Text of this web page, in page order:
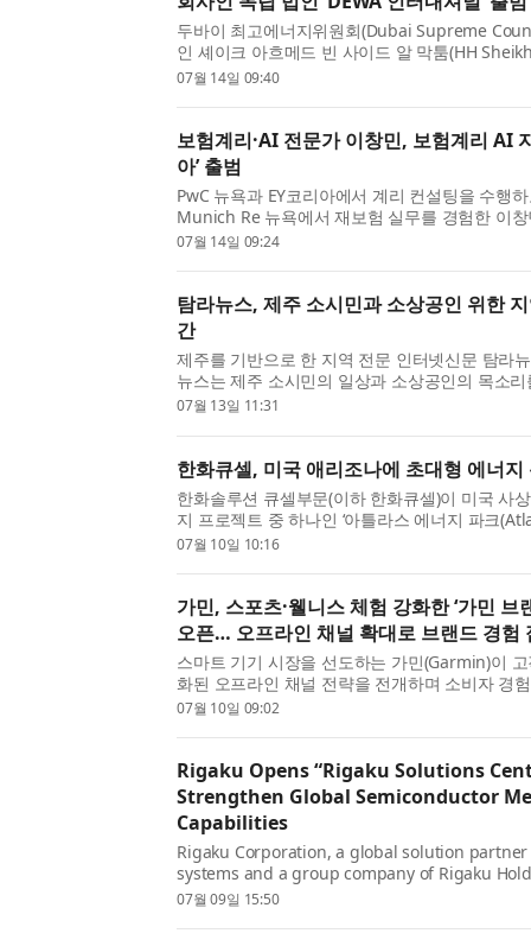
두바이 최고에너지위원회(Dubai Supreme
인 셰이크 아흐메드 빈 사이드 알 막툼(HH
Al Maktoum)은 두바이전기수도청(Dubai
07월 14일 09:40
보험계리·AI 전문가 이창민, 보험계리 AI
아’ 출범
PwC 뉴욕과 EY코리아에서 계리 컨설팅을 수행
Munich Re 뉴욕에서 재보험 실무를 경험한 이
계리 AI 도입 전문 자문 서비스 ‘계리AI코리아’를
07월 14일 09:24
탐라뉴스, 제주 소시민과 소상공인 위한
간
제주를 기반으로 한 지역 전문 인터넷신문 탐라
뉴스는 제주 소시민의 일상과 소상공인의 목소
과 함께 호흡하는 밀착형 언론을 지향한다. 단순
07월 13일 11:31
한화큐셀, 미국 애리조나에 초대형 에너
한화솔루션 큐셀부문(이하 한화큐셀)이 미국 사
지 프로젝트 중 하나인 ‘아틀라스 에너지 파크
EPC(설계·조달·건설)를 수행하고 이 중 일부 자
07월 10일 10:16
가민, 스포츠·웰니스 체험 강화한 ‘가민 브
오픈… 오프라인 채널 확대로 브랜드 경험
스마트 기기 시장을 선도하는 가민(Garmin)이
화된 오프라인 채널 전략을 전개하며 소비자 경
민은 올해 현대백화점 무역센터점과 더현대 서
07월 10일 09:02
Rigaku Opens “Rigaku Solutions
Strengthen Global Semiconductor
Capabilities
Rigaku Corporation, a global solution
systems and a group company of Rigaku
(headquarters: Akishima, Tokyo; CEO: Jun
07월 09일 15:50